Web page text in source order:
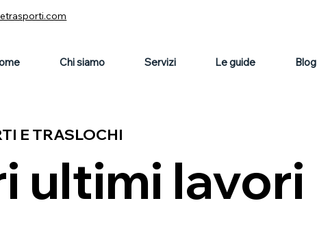
Chi siamo Servizi Le guide Blog
E TRASLOCHI
ultimi lavori